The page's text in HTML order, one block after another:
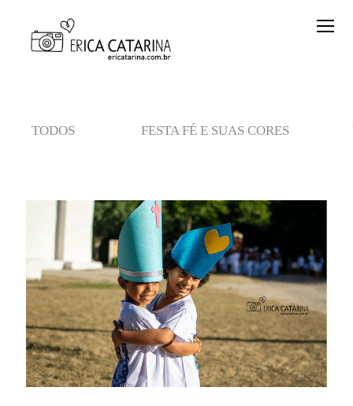
TODOS FESTA FÉ E SUAS CORES